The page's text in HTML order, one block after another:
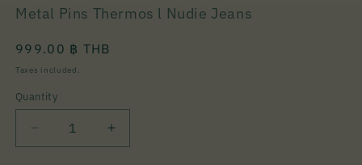
Metal Pins Thermos l Nudie Jeans
Regular
price
999.00 ฿ THB
Taxes included.
Quantity
Quantity
Decrease
quantity
Increase
quantity